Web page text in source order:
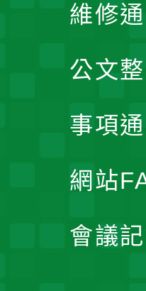
維修
公文
事項
網站
會議